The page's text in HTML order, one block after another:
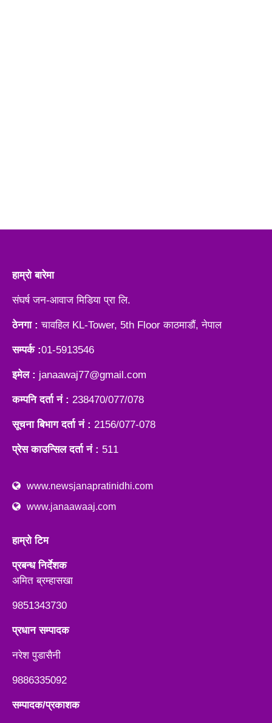
हाम्रो बारेमा
संघर्ष जन-आवाज मिडिया प्रा लि.
ठेनगा : चावहिल KL-Tower, 5th Floor काठमाडौं, नेपाल
सम्पर्क :01-5913546
इमेल : janaawaj77@gmail.com
कम्पनि दर्ता नं : 238470/077/078
सूचना बिभाग दर्ता नं : 2156/077-078
प्रेस काउन्सिल दर्ता नं : 511
www.newsjanapratinidhi.com
www.janaawaaj.com
हाम्रो टिम
प्रबन्ध निर्देशक
अमित ब्रम्हासखा
9851343730
प्रधान सम्पादक
नरेश पुडासैनी
9886335092
सम्पादक/प्रकाशक